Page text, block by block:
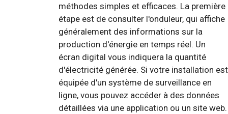
méthodes simples et efficaces. La première
étape est de consulter l'onduleur, qui affiche
généralement des informations sur la
production d'énergie en temps réel. Un
écran digital vous indiquera la quantité
d'électricité générée. Si votre installation est
équipée d'un système de surveillance en
ligne, vous pouvez accéder à des données
détaillées via une application ou un site web.